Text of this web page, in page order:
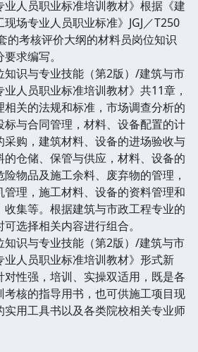
业人员职业标准培训教材》根据《建
场专业人员职业标准》JGJ／T250
的考核评价大纲的材料员岗位知识
求编写。
识与专业技能（第2版）/建筑与市
人员职业标准培训教材》共11章，
相关的法规和标准，市场调查分析的
标与合同管理，材料、设备配置的计
采购，建筑材料、设备的进场验收与
的仓储、保管与供应，材料、设备的
物品及施工余料、废弃物的管理，
管理，施工材料、设备的资料管理和
收集等。根据建筑与市政工程专业的
选择相关内容进行组合。
识与专业技能（第2版）/建筑与市
业人员职业标准培训教材》形式新
对性强，培训、实操双适用，既是各
考核的指导用书，也可供施工项目现
实用工具书以及各类院校相关专业师